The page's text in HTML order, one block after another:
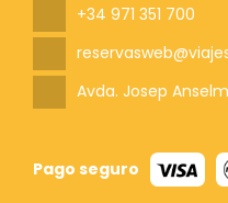
+34 971 351 700
Avda. Josep
Pago seguro